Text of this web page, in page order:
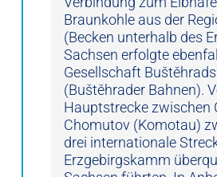
Braunkohle aus der
(Becken unterhalb des
Sachsen erfolgte
Gesellschaft
(Buštěhrader Bahnen).
Hauptstrecke zwischen
Chomutov (Komotau)
drei internationale
Erzgebirgskamm